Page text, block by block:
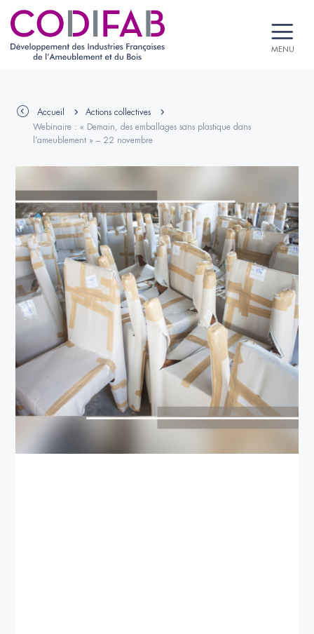
MENU
Accueil
Actions collectives
Webinaire : « Demain, des emballages sans plastique dans
l’ameublement » – 22 novembre